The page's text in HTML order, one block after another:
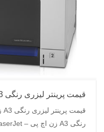
قیمت پرینتر لیزری رنگی A3 زن M775dn HP
رنگی A3 زن اچ پی – HP Color LaserJet ...